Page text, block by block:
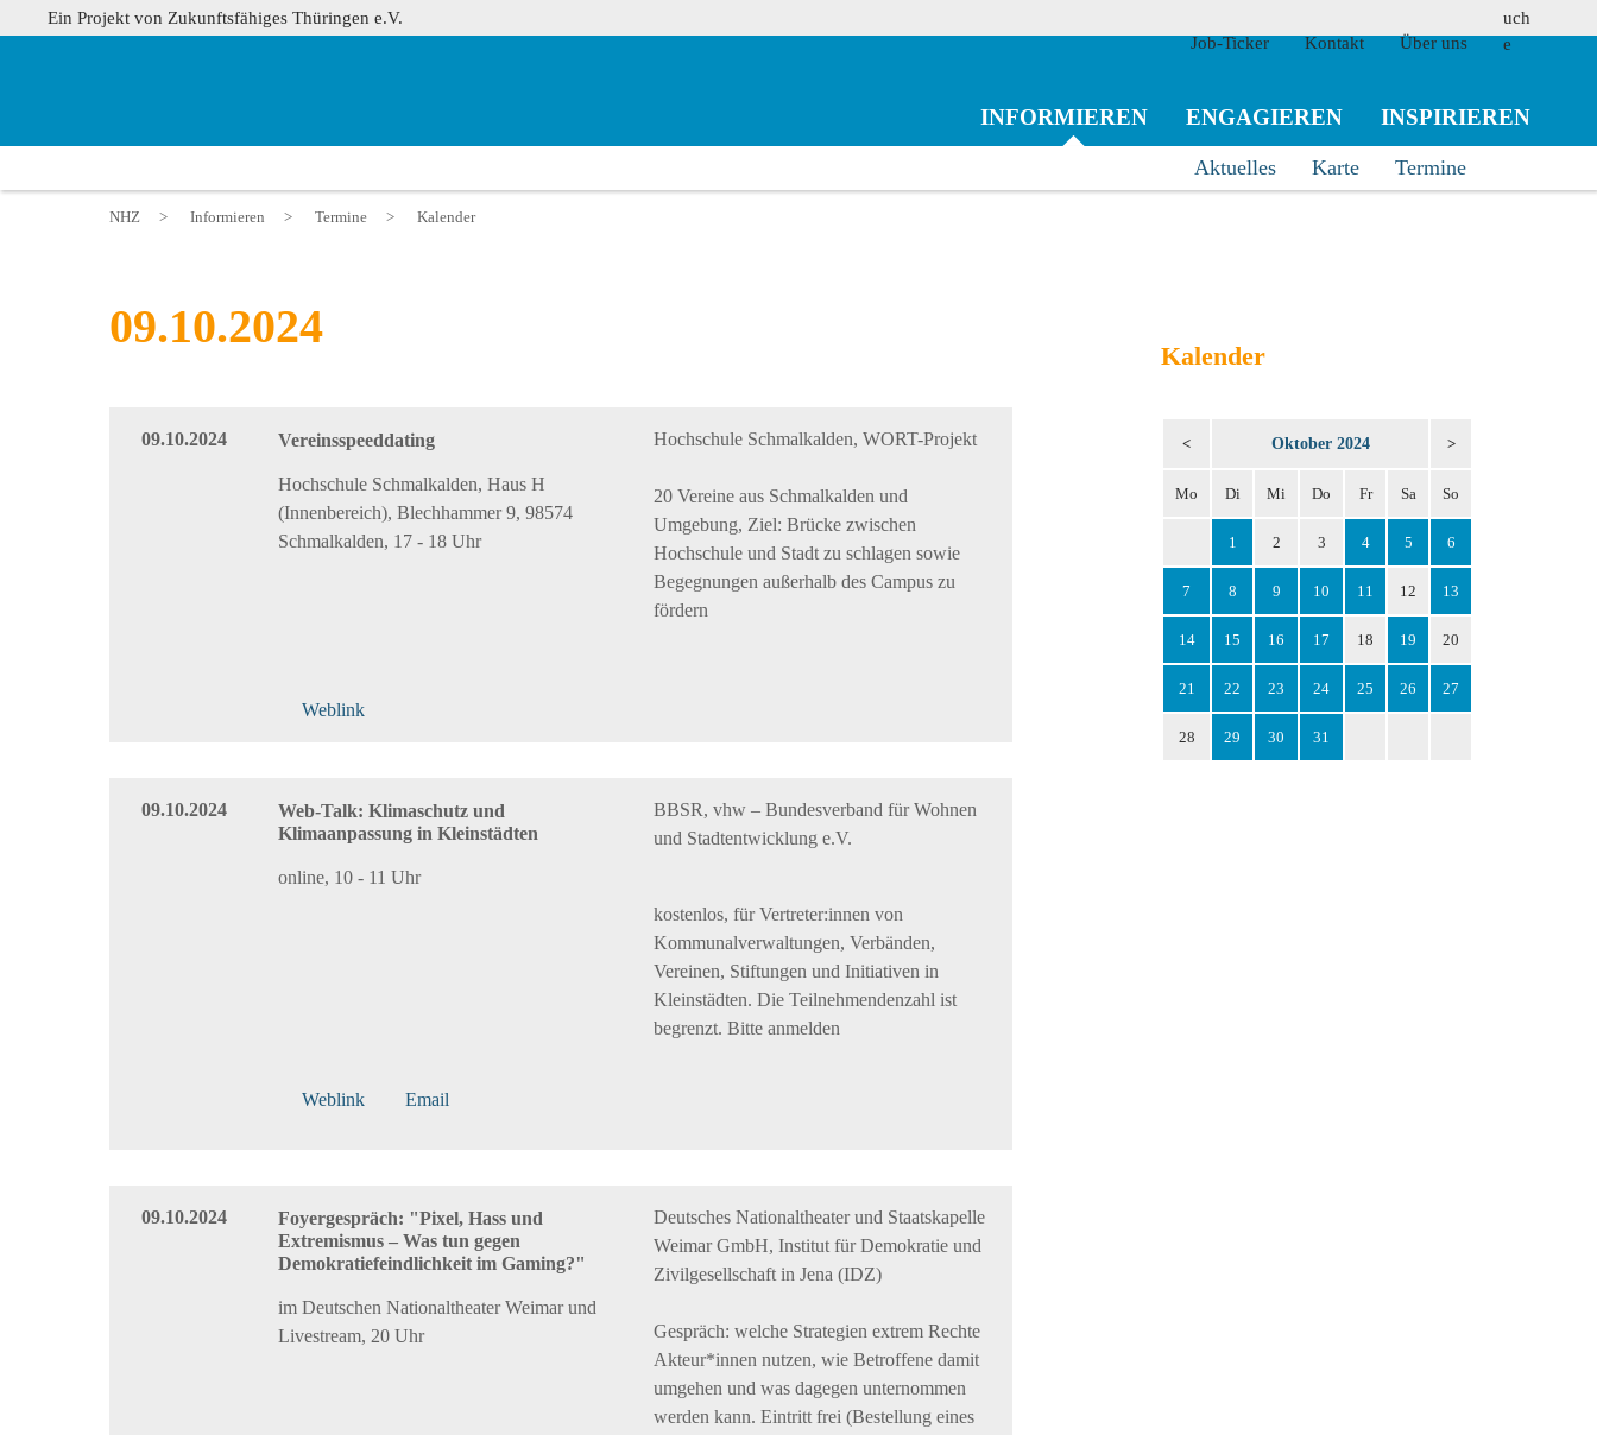
Ein Projekt von Zukunftsfähiges Thüringen e.V.
Job-Ticker
Kontakt Über uns
suchen
INFORMIEREN
Aktuelles Karte Termine
ENGAGIEREN INSPIRIEREN
NHZ > Informieren > Termine > Kalender
09.10.2024
09.10.2024 Vereinsspeeddating
Hochschule Schmalkalden, Haus H
(Innenbereich), Blechhammer 9, 98574
Schmalkalden, 17 - 18 Uhr
Hochschule Schmalkalden, WORT-Projekt
20 Vereine aus Schmalkalden und
Umgebung, Ziel: Brücke zwischen
Hochschule und Stadt zu schlagen sowie
Begegnungen außerhalb des Campus zu
fördern
Weblink
09.10.2024
Web-Talk: Klimaschutz und
Klimaanpassung in Kleinstädten
online, 10 - 11 Uhr
BBSR, vhw – Bundesverband für Wohnen
und Stadtentwicklung e.V.
kostenlos, für Vertreter:innen von
Kommunalverwaltungen, Verbänden,
Vereinen, Stiftungen und Initiativen in
Kleinstädten. Die Teilnehmendenzahl ist
begrenzt. Bitte anmelden
Weblink Email
09.10.2024
Foyergespräch: "Pixel, Hass und
Extremismus – Was tun gegen
Demokratiefeindlichkeit im Gaming?"
im Deutschen Nationaltheater Weimar und
Livestream, 20 Uhr
Deutsches Nationaltheater und Staatskapelle
Weimar GmbH, Institut für Demokratie und
Zivilgesellschaft in Jena (IDZ)
Gespräch: welche Strategien extrem Rechte
Akteur*innen nutzen, wie Betroffene damit
umgehen und was dagegen unternommen
werden kann. Eintritt frei (Bestellung eines
Kalender
< Oktober 2024 >
Mo Di Mi Do Fr Sa So
1 2 3 4 5 6
7 8 9 10 11 12 13
14 15 16 17 18 19 20
21 22 23 24 25 26 27
28 29 30 31